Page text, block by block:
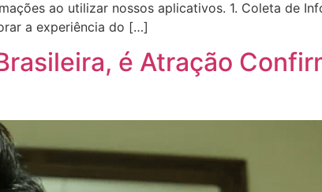
ao utilizar nossos aplicativos. 1. Coleta de
a experiência do […]
é Atração